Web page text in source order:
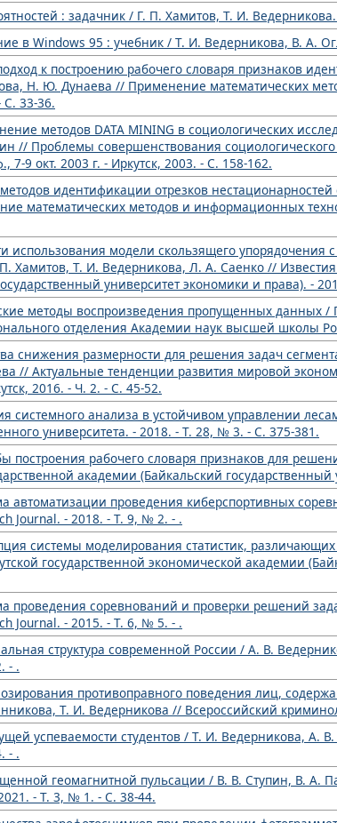
: задачник / Г. П. Хамитов, Т. И.
в Windows 95 : учебник / Т. И. Ведерникова, В. А.
к построению рабочего словаря признаков
Н. Ю. Дунаева // Применение математических
С. 33-36.
методов DATA MINING в социологических
// Проблемы совершенствования
7-9 окт. 2003 г. - Иркутск, 2003. - С. 158-162.
идентификации отрезков
математических методов и информационных
использования модели скользящего упорядочения
Хамитов, Т. И. Ведерникова, Л. А. Саенко //
университет экономики и права). -
методы воспроизведения пропущенных
отделения Академии наук высшей школы
снижения размерности для решения задач
// Актуальные тенденции развития мировой
2016. - Ч. 2. - С. 45-52.
системного анализа в устойчивом управлении
университета. - 2018. - Т. 28, № 3. - С. 375-381.
построения рабочего словаря признаков для
академии (Байкальский
автоматизации проведения киберспортивных
Journal. - 2018. - Т. 9, № 2. - .
системы моделирования статистик,
государственной экономической академии
проведения соревнований и проверки решений
Journal. - 2015. - Т. 6, № 5. - .
структура современной России / А. В.
- .
противоправного поведения лиц,
Т. И. Ведерникова // Всероссийский
успеваемости студентов / Т. И. Ведерникова, А.
- .
геомагнитной пульсации / В. В. Ступин, В. А.
- Т. 3, № 1. - С. 38-44.